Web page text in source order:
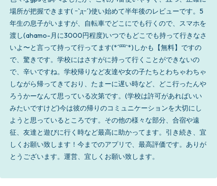
場所が把握できます( ｰ`дｰ´)使い始めて半年後のレビューです。5
年生の息子がいますが、自転車でどこにでも行くので、スマホを
渡し(ahamo-月に3000円程度)いつでもどこでも持って行きなさ
いよ〜と言って持って行ってます(*´罒`*)しかも【無料】ですの
で、驚きです。学校にはさすがに持って行くことができないの
で、辛いですね。学校帰りなど友達や女の子たちとわちゃわちゃ
しながら帰ってきており、たまーに遅い時など、どこ行ったんや
ろうかーなんて思っている次第です。(学校は許可があればいい
みたいですけど)今は彼の帰りのコミュニケーションを大切にし
ようと思っているところです。その他の様々な部分、合宿や遠
征、友達と遊びに行く時など最高に助かってます。引き続き、宜
しくお願い致します！今までのアプリで、最高評価です。ありが
とうございます。運営、宜しくお願い致します。